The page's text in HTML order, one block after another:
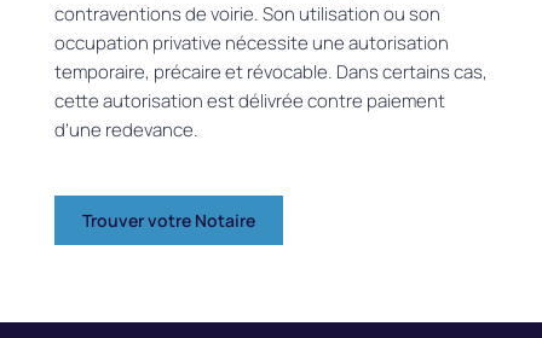
contraventions de voirie. Son utilisation ou son
occupation privative nécessite une autorisation
temporaire, précaire et révocable. Dans certains cas,
cette autorisation est délivrée contre paiement
d’une redevance.
Trouver votre Notaire